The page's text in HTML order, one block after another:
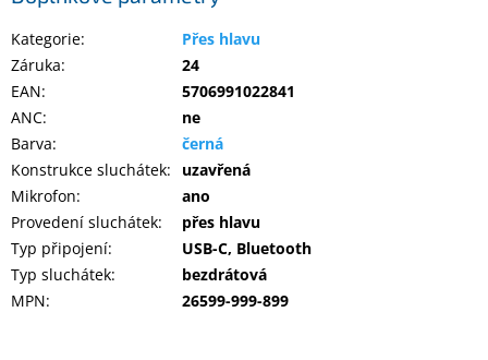
Kategorie:
Přes hlavu
Záruka:
24
EAN:
5706991022841
ANC:
ne
Barva:
černá
Konstrukce sluchátek:
uzavřená
Mikrofon:
ano
Provedení sluchátek:
přes hlavu
Typ připojení:
USB-C, Bluetooth
Typ sluchátek:
bezdrátová
MPN: 26599-999-899